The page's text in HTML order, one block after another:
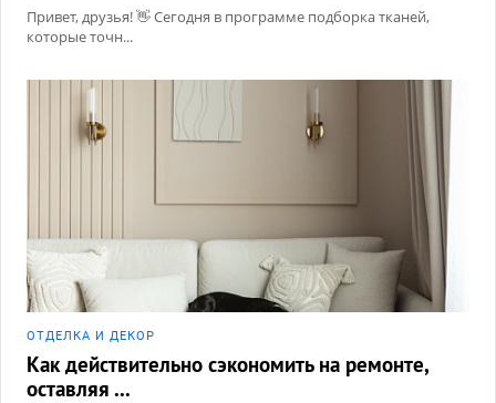
Привет, друзья! 👋 Сегодня в программе подборка тканей,
которые точн...
ОТДЕЛКА И ДЕКОР
Как действительно сэкономить на ремонте,
оставляя ...